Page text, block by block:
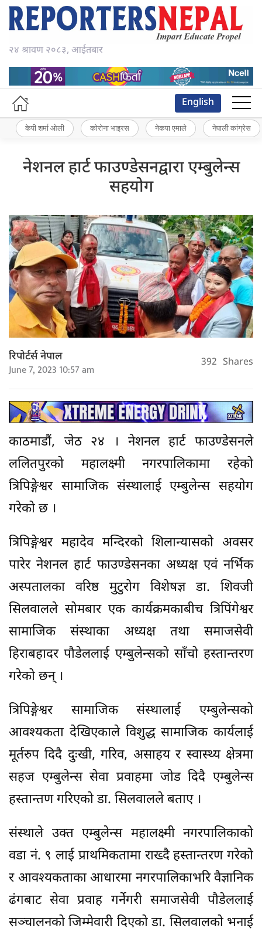
२४ श्रावण २०८३, आईतबार
English
केपी शर्मा ओली कोरोना भाइरस नेकपा एमाले नेपाली कांग्रेस
नेशनल हार्ट फाउण्डेसनद्वारा एम्बुलेन्स
सहयोग
रिपोर्टर्स नेपाल
June 7, 2023 10:57 am 392 Shares
काठमाडौं, जेठ २४ । नेशनल हार्ट फाउण्डेसनले
ललितपुरको महालक्ष्मी नगरपालिकामा रहेको
त्रिपिङ्गेश्वर सामाजिक संस्थालाई एम्बुलेन्स सहयोग
गरेको छ ।
त्रिपिङ्गेश्वर महादेव मन्दिरको शिलान्यासको अवसर
पारेर नेशनल हार्ट फाउण्डेसनका अध्यक्ष एवं नर्भिक
अस्पतालका वरिष्ठ मुटुरोग विशेषज्ञ डा. शिवजी
सिलवालले सोमबार एक कार्यक्रमकाबीच त्रिपिंगेश्वर
सामाजिक संस्थाका अध्यक्ष तथा समाजसेवी
हिराबहादर पौडेललाई एम्बुलेन्सको साँचो हस्तान्तरण
गरेको छन् ।
त्रिपिङ्गेश्वर सामाजिक संस्थालाई एम्बुलेन्सको
आवश्यकता देखिएकाले विशुद्ध सामाजिक कार्यलाई
मूर्तरुप दिदै दुःखी, गरिव, असाहय र स्वास्थ्य क्षेत्रमा
सहज एम्बुलेन्स सेवा प्रवाहमा जोड दिदै एम्बुलेन्स
हस्तान्तण गरिएको डा. सिलवालले बताए ।
संस्थाले उक्त एम्बुलेन्स महालक्ष्मी नगरपालिकाको
वडा नं. ९ लाई प्राथमिकतामा राख्दै हस्तान्तरण गरेको
र आवश्यकताका आधारमा नगरपालिकाभरि वैज्ञानिक
ढंगबाट सेवा प्रवाह गर्नेगरी समाजसेवी पौडेललाई
सञ्चालनको जिम्मेवारी दिएको डा. सिलवालको भनाई